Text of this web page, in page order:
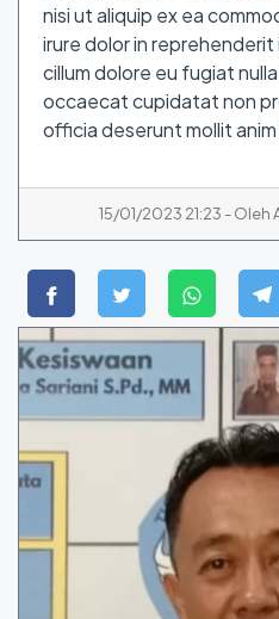
nisi ut aliquip ex ea
irure dolor in
cillum dolore eu fugiat
occaecat cupidatat non
officia deserunt mollit
15/01/2023 21:23 -